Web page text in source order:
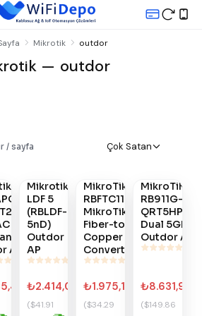
Mikrotik outdor
— outdor
/ sayfa Çok Satan
AP
158
Satın
Mikrotik
LDF 5
(RBLDF-
5nD)
Outdor
AP
₺2.414,02
($41.91
#609
Gelince
Ver
MikroTik
RBFTC11 -
MikroTik
Fiber-to-
Copper
Converter
₺1.975,10
($34.29
#306
Gelince
Ver
MikroTiK
RB911G-
QRT5HPND
Dual 5Ghz
Outdor AP
₺8.631,94
($149.86